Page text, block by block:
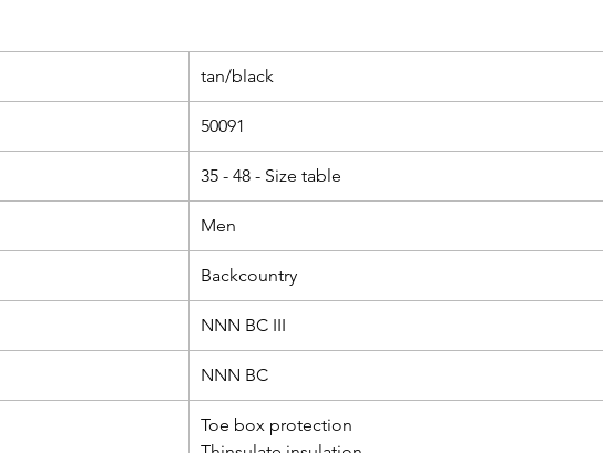
tan/black
50091
35 - 48 - Size table
Men
Backcountry
NNN BC III
NNN BC
Toe box protection